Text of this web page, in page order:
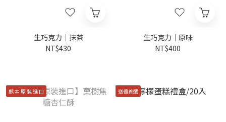
生巧克力｜抹茶
NT$430
生巧克力｜原味
NT$400
熊 本 原 裝 進 口 送禮首選